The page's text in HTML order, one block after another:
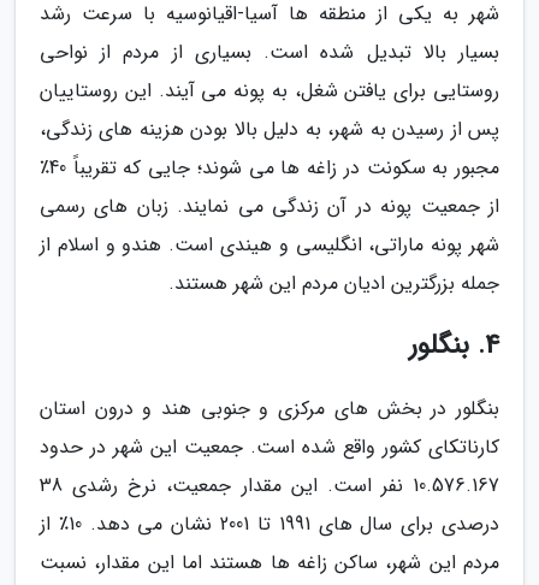
شهر به یکی از منطقه ها آسیا-اقیانوسیه با سرعت رشد
بسیار بالا تبدیل شده است. بسیاری از مردم از نواحی
روستایی برای یافتن شغل، به پونه می آیند. این روستاییان
پس از رسیدن به شهر، به دلیل بالا بودن هزینه های زندگی،
مجبور به سکونت در زاغه ها می شوند؛ جایی که تقریباً 40٪
از جمعیت پونه در آن زندگی می نمایند. زبان های رسمی
شهر پونه ماراتی، انگلیسی و هیندی است. هندو و اسلام از
جمله بزرگترین ادیان مردم این شهر هستند.
4. بنگلور
بنگلور در بخش های مرکزی و جنوبی هند و درون استان
کارناتکای کشور واقع شده است. جمعیت این شهر در حدود
10.576.167 نفر است. این مقدار جمعیت، نرخ رشدی 38
درصدی برای سال های 1991 تا 2001 نشان می دهد. 10٪ از
مردم این شهر، ساکن زاغه ها هستند اما این مقدار، نسبت